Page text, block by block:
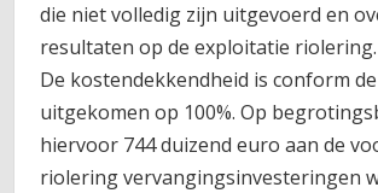
die niet volledig zijn uitgevoerd en
resultaten op de exploitatie riolering.
De kostendekkendheid is conform
uitgekomen op 100%. Op
hiervoor 744 duizend euro aan de
riolering vervangingsinvesteringen